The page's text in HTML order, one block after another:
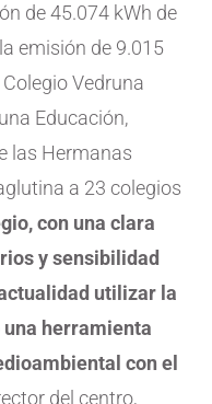
de 45.074 kWh de
emisión de 9.015
Colegio Vedruna
Educación,
las Hermanas
a 23 colegios
con una clara
y sensibilidad
utilizar la
herramienta
con el
del centro,